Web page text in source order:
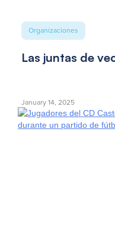
Organizaciones
Las juntas de
January 14, 2025